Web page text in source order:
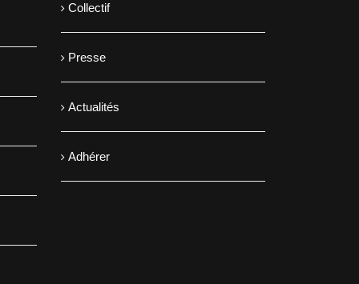
Collectif
Presse
Actualités
Adhérer